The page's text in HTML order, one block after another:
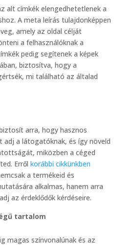
alt címkék elengedhetetlenek a
A meta leírás tulajdonképpen
amely az oldal célját
a felhasználóknak a
pedig segítenek a képek
biztosítva, hogy a
mi található az általad
arra, hogy hasznos
adj a látogatóknak, és így növeld
miközben a céged
Erről korábbi cikkünkben
a termékeid és
alkalmas, hanem arra
az érdeklődők kérdéseire.
tartalom
magas színvonalúnak és az